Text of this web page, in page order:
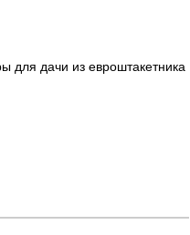
для дачи из евроштакетника